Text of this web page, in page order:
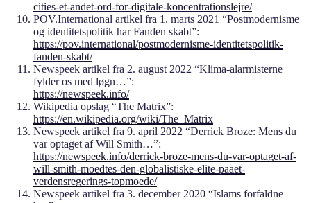
cities-et-andet-ord-for-digitale-koncentrationslejre/
POV.International artikel fra 1. marts 2021 “Postmodernisme
og identitetspolitik har Fanden skabt”:
https://pov.international/postmodernisme-identitetspolitik-
fanden-skabt/
Newspeek artikel fra 2. august 2022 “Klima-alarmisterne
fylder os med løgn…”:
https://newspeek.info/
Wikipedia opslag “The Matrix”:
https://en.wikipedia.org/wiki/The_Matrix
Newspeek artikel fra 9. april 2022 “Derrick Broze: Mens du
var optaget af Will Smith…”:
https://newspeek.info/derrick-broze-mens-du-var-optaget-af-
will-smith-moedtes-den-globalistiske-elite-paaet-
verdensregerings-topmoede/
Newspeek artikel fra 3. december 2020 “Islams forfaldne